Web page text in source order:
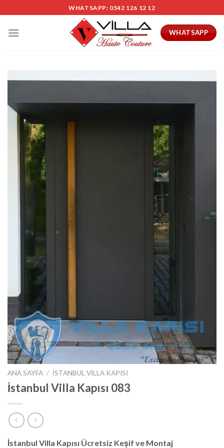
to
content
WHATSAPP: 0542 126 12 12
WHATSAPP
ANA SAYFA / İSTANBUL VILLA KAPISI
İstanbul Villa Kapısı 083
İstanbul Villa Kapısı Ücretsiz Keşif ve Montaj